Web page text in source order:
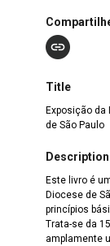
Title
Exposição
de São Paulo
Description
Este livro é
Diocese de
princípios
Trata-se da
amplamente